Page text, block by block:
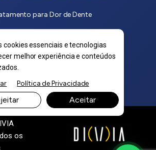
para Dor de Dente
para Mau Hálito
para Tártaro no Dente
os
cookies essenciais e tecnologias
melhor experiência e conteúdos
Política de Privacidade
Aceitar